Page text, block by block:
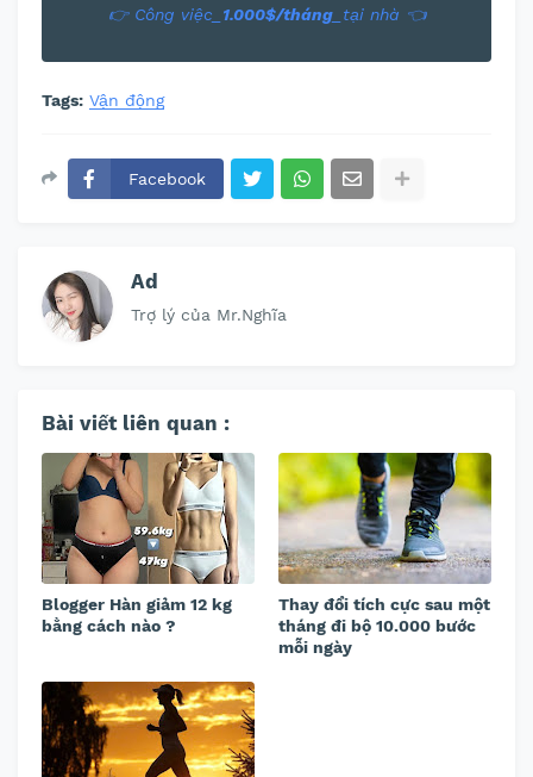
👉 Công việc_ 1.000$/tháng_tại nhà 👈
Tags: Vận động
Facebook
Ad
Trợ lý của Mr.Nghĩa
Bài viết liên quan :
Blogger Hàn giảm 12 kg
bằng cách nào ?
Thay đổi tích cực sau một
tháng đi bộ 10.000 bước
mỗi ngày